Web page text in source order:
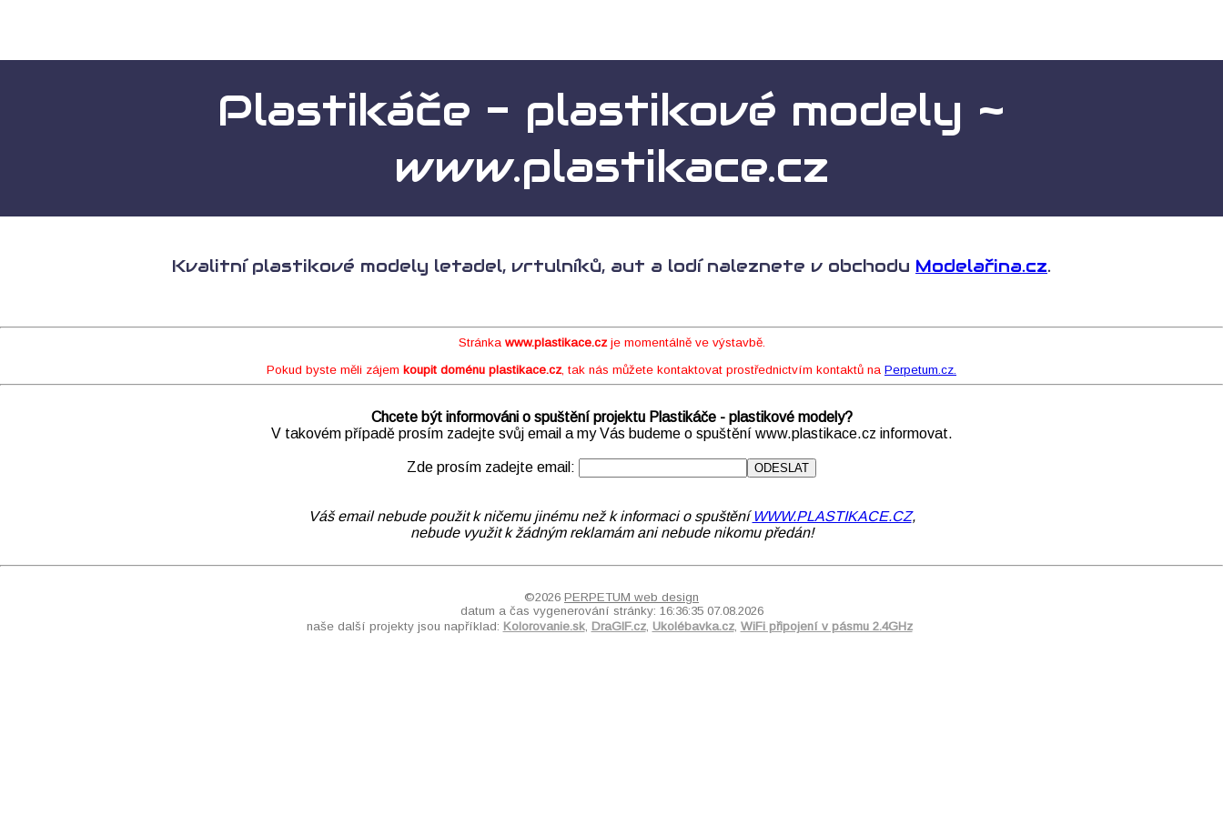
Plastikáče - plastikové modely ~
www.plastikace.cz
Kvalitní plastikové modely letadel, vrtulníků, aut a lodí naleznete v obchodu Modelařina.cz.
Stránka www.plastikace.czje momentálně ve výstavbě.
Pokud byste měli zájem koupit doménu plastikace.cz , tak nás můžete kontaktovat prostřednictvím kontaktů na Perpetum.cz.
Chcete být informováni o spuštění projektu Plastikáče - plastikové modely?
V takovém případě prosím zadejte svůj email a my Vás budeme o spuštění www.plastikace.cz informovat.
Zde prosím zadejte email:
Váš email nebude použit k ničemu jinému než k informaci o spuštěníWWW.PLASTIKACE.CZ,
nebude využit k žádným reklamám ani nebude nikomu předán!
©2026 PERPETUM web design
datum a čas vygenerování stránky: 16:36:35 07.08.2026
naše další projekty jsou například: Kolorovanie.sk, DraGIF.cz, Ukolébavka.cz, WiFi připojení v pásmu 2.4GHz